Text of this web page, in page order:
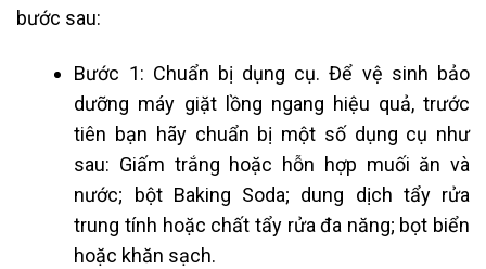
bước sau:
Bước 1: Chuẩn bị dụng cụ. Để vệ sinh bảo
dưỡng máy giặt lồng ngang hiệu quả, trước
tiên bạn hãy chuẩn bị một số dụng cụ như
sau: Giấm trắng hoặc hỗn hợp muối ăn và
nước; bột Baking Soda; dung dịch tẩy rửa
trung tính hoặc chất tẩy rửa đa năng; bọt biển
hoặc khăn sạch.